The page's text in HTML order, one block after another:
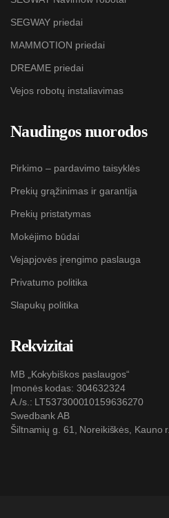
SEGWAY priedai
MAMMOTION priedai
DREAME priedai
Vejos robotų instaliavimas
Naudingos nuorodos
Pirkimo – pardavimo taisyklės
Prekių grąžinimas ir garantija
Prekių pristatymas
Mokėjimo būdai
Vejapjovės įrengimo paslauga
Privatumo politika
Slapukų politika
Rekvizitai
MB „Kokybiškos paslaugos“
Įmonės kodas: 304632324
A./s.: LT537300010159636270
Swedbank AB
Šiltnamių g. 61, Noreikiškės, Kauno r.